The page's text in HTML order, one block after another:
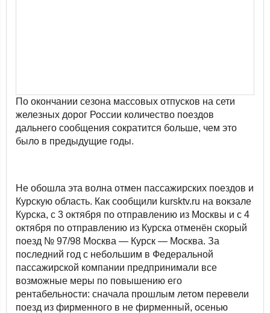
По окончании сезона массовых отпусков на сети
железных дорог России количество поездов
дальнего сообщения сократится больше, чем это
было в предыдущие годы.
Не обошла эта волна отмен пассажирских поездов и
Курскую область. Как сообщили kursktv.ru на вокзале
Курска, с 3 октября по отправлению из Москвы и с 4
октября по отправлению из Курска отменён скорый
поезд № 97/98 Москва — Курск — Москва. За
последний год с небольшим в Федеральной
пассажирской компании предпринимали все
возможные меры по повышению его
рентабельности: сначала прошлым летом перевели
поезд из фирменного в не фирменный, осенью